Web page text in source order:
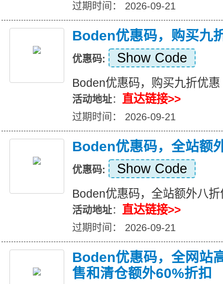
过期时间： 2026-09-21
Boden优惠码，购买九
优惠码: Show Code
Boden优惠码，购买九折优惠
活动地址： 直达链接>>
过期时间： 2026-09-21
Boden优惠码，全站额
优惠码: Show Code
Boden优惠码，全站额外八折
活动地址： 直达链接>>
过期时间： 2026-09-21
Boden优惠码，全网站
售和清仓额外60%折扣